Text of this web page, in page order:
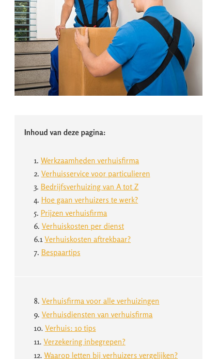
Inhoud van deze pagina:
1. Werkzaamheden verhuisfirma
2. Verhuisservice voor particulieren
3. Bedrijfsverhuizing van A tot Z
4. Hoe gaan verhuizers te werk?
5. Prijzen verhuisfirma
6. Verhuiskosten per dienst
6.1 Verhuiskosten aftrekbaar?
7. Bespaartips
8. Verhuisfirma voor alle verhuizingen
9. Verhuisdiensten van verhuisfirma
10. Verhuis: 10 tips
11. Verzekering inbegrepen?
12. Waarop letten bij verhuizers vergelijken?